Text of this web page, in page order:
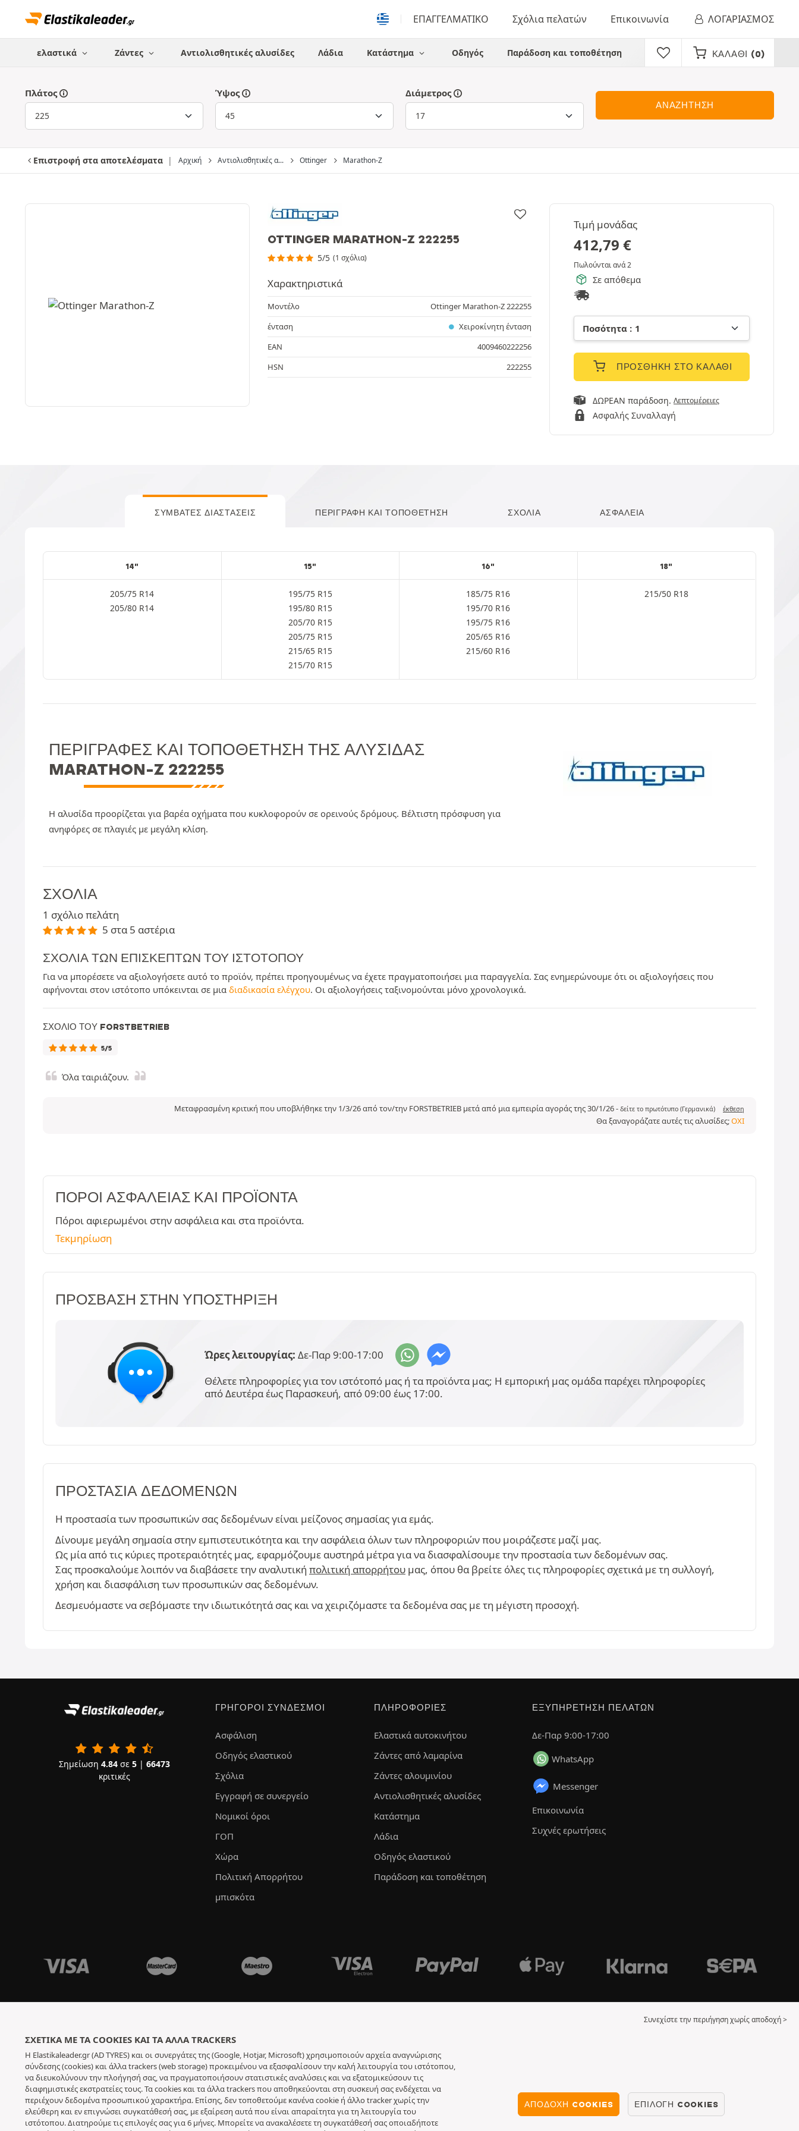
ΕΠΑΓΓΕΛΜΑΤΙΚΟ Σχόλια πελατών Επικοινωνία ΛΟΓΑΡΙΑΣΜΟΣ
ελαστικά Ζάντες Αντιολισθητικές αλυσίδες Λάδια Κατάστημα Οδηγός Παράδοση και τοποθέτηση ΚΑΛΆΘΙ (0)
Πλάτος Ύψος Διάμετρος
ΑΝΑΖΗΤΗΣΗ
Επιστροφή στα αποτελέσματα Αρχική Αντιολισθητικές α... Ottinger Marathon-Z
OTTINGER MARATHON-Z 222255
5/5 (1 σχόλια)
Τιμή μονάδας
412,79 €
Πωλούνται ανά 2
Σε απόθεμα
ΠΡΟΣΘΉΚΗ ΣΤΟ ΚΑΛΆΘΙ
ΔΩΡΕΑΝ παράδοση. Λεπτομέρειες
Ασφαλής Συναλλαγή
Χαρακτηριστικά
Μοντέλο
Ottinger Marathon-Z 222255
ένταση
Χειροκίνητη ένταση
EAN
4009460222256
HSN
222255
ΣΥΜΒΑΤΈΣ ΔΙΑΣΤΆΣΕΙΣ ΠΕΡΙΓΡΑΦΉ ΚΑΙ ΤΟΠΟΘΈΤΗΣΗ ΣΧΌΛΙΑ ΑΣΦΆΛΕΙΑ
14"
205/75 R14
205/80 R14
15"
195/75 R15
195/80 R15
205/70 R15
205/75 R15
215/65 R15
215/70 R15
16"
185/75 R16
195/70 R16
195/75 R16
205/65 R16
215/60 R16
18"
215/50 R18
ΠΕΡΙΓΡΑΦΈΣ ΚΑΙ ΤΟΠΟΘΈΤΗΣΗ ΤΗΣ ΑΛΥΣΊΔΑΣ
MARATHON-Z 222255
Η αλυσίδα προορίζεται για βαρέα οχήματα που κυκλοφορούν σε ορεινούς δρόμους. Βέλτιστη πρόσφυση για
ανηφόρες σε πλαγιές με μεγάλη κλίση.
ΣΧΌΛΙΑ
1 σχόλιο πελάτη
5 στα 5 αστέρια
ΣΧΌΛΙΑ ΤΩΝ ΕΠΙΣΚΕΠΤΏΝ ΤΟΥ ΙΣΤΟΤΌΠΟΥ
Για να μπορέσετε να αξιολογήσετε αυτό το προϊόν, πρέπει προηγουμένως να έχετε πραγματοποιήσει μια παραγγελία. Σας ενημερώνουμε ότι οι αξιολογήσεις που
αφήνονται στον ιστότοπο υπόκεινται σε μια διαδικασία ελέγχου. Οι αξιολογήσεις ταξινομούνται μόνο χρονολογικά.
ΣΧΌΛΙΟ ΤΟΥ FORSTBETRIEB
5/5
Όλα ταιριάζουν.
Μεταφρασμένη κριτική που υποβλήθηκε την 1/3/26 από τον/την FORSTBETRIEB μετά από μια εμπειρία αγοράς της 30/1/26- δείτε το πρωτότυπο (Γερμανικά) έκθεση
Θα ξαναγοράζατε αυτές τις αλυσίδες;ΌΧΙ
ΠΌΡΟΙ ΑΣΦΑΛΕΊΑΣ ΚΑΙ ΠΡΟΪΌΝΤΑ
Πόροι αφιερωμένοι στην ασφάλεια και στα προϊόντα.
Τεκμηρίωση
ΠΡΌΣΒΑΣΗ ΣΤΗΝ ΥΠΟΣΤΉΡΙΞΗ
Ώρες λειτουργίας: Δε-Παρ 9:00-17:00
Θέλετε πληροφορίες για τον ιστότοπό μας ή τα προϊόντα μας; Η εμπορική μας ομάδα παρέχει πληροφορίες
από Δευτέρα έως Παρασκευή, από 09:00 έως 17:00.
ΠΡΟΣΤΑΣΊΑ ΔΕΔΟΜΈΝΩΝ
Η προστασία των προσωπικών σας δεδομένων είναι μείζονος σημασίας για εμάς.
Δίνουμε μεγάλη σημασία στην εμπιστευτικότητα και την ασφάλεια όλων των πληροφοριών που μοιράζεστε μαζί μας.
Ως μία από τις κύριες προτεραιότητές μας, εφαρμόζουμε αυστηρά μέτρα για να διασφαλίσουμε την προστασία των δεδομένων σας.
Σας προσκαλούμε λοιπόν να διαβάσετε την αναλυτική πολιτική απορρήτου μας, όπου θα βρείτε όλες τις πληροφορίες σχετικά με τη συλλογή,
χρήση και διασφάλιση των προσωπικών σας δεδομένων.
Δεσμευόμαστε να σεβόμαστε την ιδιωτικότητά σας και να χειριζόμαστε τα δεδομένα σας με τη μέγιστη προσοχή.
Σημείωση 4.84σε 5| 66473
κριτικές
ΓΡΉΓΟΡΟΙ ΣΎΝΔΕΣΜΟΙ
Ασφάλιση
Οδηγός ελαστικού
Σχόλια
Εγγραφή σε συνεργείο
Νομικοί όροι
ΓΟΠ
Χώρα
Πολιτική Απορρήτου
μπισκότα
ΠΛΗΡΟΦΟΡΊΕΣ
Ελαστικά αυτοκινήτου
Ζάντες από λαμαρίνα
Ζάντες αλουμινίου
Αντιολισθητικές αλυσίδες
Κατάστημα
Λάδια
Οδηγός ελαστικού
Παράδοση και τοποθέτηση
ΕΞΥΠΗΡΈΤΗΣΗ ΠΕΛΑΤΏΝ
Δε-Παρ 9:00-17:00
WhatsApp
Messenger
Επικοινωνία
Συχνές ερωτήσεις
Συνεχίστε την περιήγηση χωρίς αποδοχή >
ΣΧΕΤΙΚΆ ΜΕ ΤΑ COOKIES ΚΑΙ ΤΑ ΆΛΛΑ TRACKERS
Η Elastikaleader.gr (AD TYRES) και οι συνεργάτες της (Google, Hotjar, Microsoft) χρησιμοποιούν αρχεία αναγνώρισης
σύνδεσης (cookies) και άλλα trackers (web storage) προκειμένου να εξασφαλίσουν την καλή λειτουργία του ιστότοπου,
να διευκολύνουν την πλοήγησή σας, να πραγματοποιήσουν στατιστικές αναλύσεις και να εξατομικεύσουν τις
διαφημιστικές εκστρατείες τους. Τα cookies και τα άλλα trackers που αποθηκεύονται στη συσκευή σας ενδέχεται να
περιέχουν δεδομένα προσωπικού χαρακτήρα. Επίσης, δεν τοποθετούμε κανένα cookie ή άλλο tracker χωρίς την
ελεύθερη και εν επιγνώσει συγκατάθεσή σας, με εξαίρεση αυτά που είναι απαραίτητα για τη λειτουργία του
ιστότοπου. Διατηρούμε τις επιλογές σας για 6 μήνες. Μπορείτε να ανακαλέσετε τη συγκατάθεσή σας οποιαδήποτε
ΑΠΟΔΟΧΉ COOKIES ΕΠΙΛΟΓΉ COOKIES